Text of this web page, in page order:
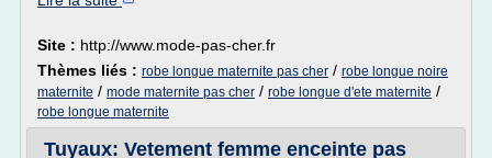
Site : http://www.mode-pas-cher.fr
Thèmes liés : robe longue maternite pas cher / robe longue noire
maternite / mode maternite pas cher / robe longue d'ete maternite /
robe longue maternite
Tuyaux: Vetement femme enceinte pas